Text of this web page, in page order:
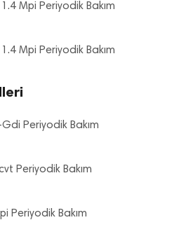
Mpi Periyodik Bakım
Mpi Periyodik Bakım
Periyodik Bakım
Periyodik Bakım
Periyodik Bakım